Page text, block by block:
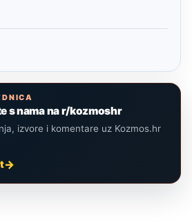
s nama na r/kozmoshr
izvore i komentare uz Kozmos.hr